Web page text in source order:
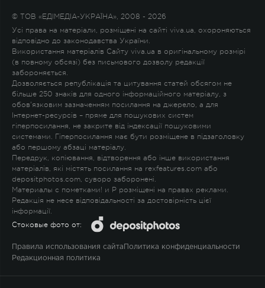
© ТОВ «ЕДІМЕДІА-УКРАЇНА», 2008 - 2026
Усі права на матеріали, розміщені на сайті viva.ua, охороняються
відповідно до законодавства України.
Використання матеріалів Сайту viva.ua в оригінальному розмірі
(в повному обсязі) без письмового дозволу редакції
забороняється.
Дозволяється републікація та цитування статей обсягом не
більше 250 знаків для одного інформаційного матеріалу, з
обов'язковим зазначенням посилання на джерело, а для
Інтернет-ресурсів – пряме для пошукових систем
гіперпосилання, не закрите від індексації пошуковими
системами. Гіперпосилання має бути розміщене в підзаголовку
або першому абзаці матеріалу.
Передрук, копіювання, відтворення або інше використання
матеріалів, які містять посилання на rexfeatures.com або
depositphotos.com, суворо заборонені.
Материалы с пометками! и P розміщені на правах реклами.
Редакція не несе відповідальності за достовірність цієї
інформації.
Стоковые фото от:
Правила использования сайта Политика конфиденциальности
Редакционная политика